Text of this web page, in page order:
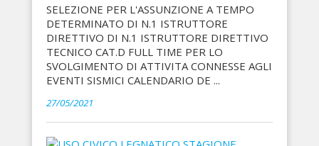
SELEZIONE PER L'ASSUNZIONE A TEMPO
DETERMINATO DI N.1 ISTRUTTORE
DIRETTIVO DI N.1 ISTRUTTORE DIRETTIVO
TECNICO CAT.D FULL TIME PER LO
SVOLGIMENTO DI ATTIVITA CONNESSE AGLI
EVENTI SISMICI CALENDARIO DE ...
27/05/2021